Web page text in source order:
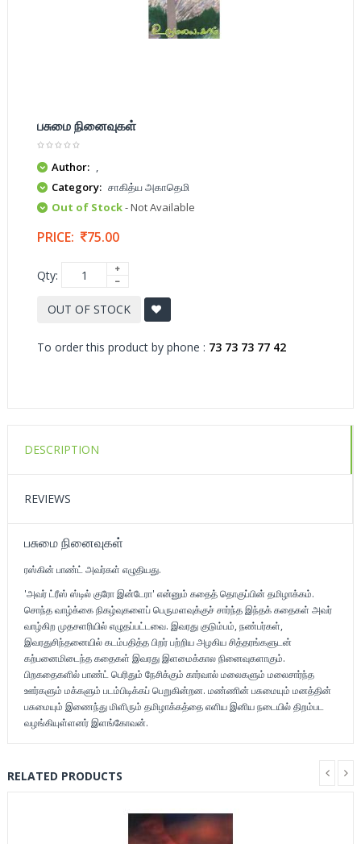
பசுமை நினைவுகள்
Author: ,
Category: சாகித்ய அகாதெமி
Out of Stock- Not Available
PRICE: 75.00
Qty:
OUT OF STOCK
To order this product by phone : 73 73 73 77 42
DESCRIPTION
REVIEWS
பசுமை நினைவுகள்
ரஸ்கின் பாண்ட் அவர்கள் எழுதியது.
'அவர் ட்ரீஸ் ஸ்டில் குரோ இன்டேரா' என்னும் கதைத் தொகுப்பின் தமிழாக்கம்.
சொந்த வாழ்க்கை நிகழ்வுகளைப் பெருமளவுக்குச் சார்ந்த இந்தக் கதைகள் அவர்
வாழ்கிற முதசளரியில் எழுதப்பட்டவை. இவரது குடும்பம், நண்பர்கள்,
இவரதுசிந்தனையில் கடம்பதித்த பிறர் பற்றிய அழகிய சித்தரங்களுடன்
கற்பனைமிடைந்த கதைகள் இவரது இளமைக்கால நினைவுகளாகும்.
பிறகதைகளில் பாண்ட் பெரிதும் நேசிக்கும் கார்வால் மலைகளும் மலைசார்ந்த
ஊர்களும் மக்களும் படம்பிடிக்கப் பெறுகின்றன. மண்ணின் பசுமையும் மனத்தின்
பசுமையும் இணைந்து மிளிரும் தமிழாக்கத்தை எளிய இனிய நடையில் திறம்பட
வழங்கியுள்ளனர் இளங்கோவன்.
RELATED PRODUCTS